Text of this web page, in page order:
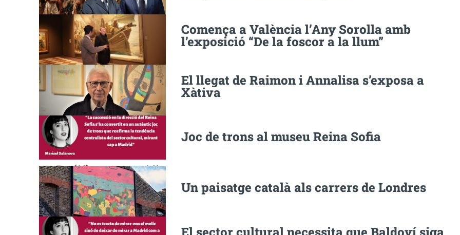
Comença a València l’Any Sorolla amb
l’exposició “De la foscor a la llum”
El llegat de Raimon i Annalisa s’exposa a
Xàtiva
Joc de trons al museu Reina Sofia
Un paisatge català als carrers de Londres